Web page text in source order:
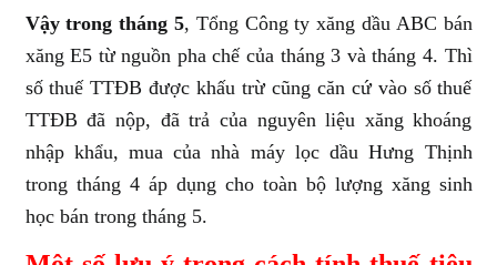
Vậy trong tháng 5, Tổng Công ty xăng dầu ABC bán
xăng E5 từ nguồn pha chế của tháng 3 và tháng 4. Thì
số thuế TTĐB được khấu trừ cũng căn cứ vào số thuế
TTĐB đã nộp, đã trả của nguyên liệu xăng khoáng
nhập khẩu, mua của nhà máy lọc dầu Hưng Thịnh
trong tháng 4 áp dụng cho toàn bộ lượng xăng sinh
học bán trong tháng 5.